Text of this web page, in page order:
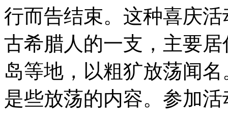
行而告结束。这种喜庆
古希腊人的一支，主要
岛等地，以粗犷放荡闻
是些放荡的内容。参加